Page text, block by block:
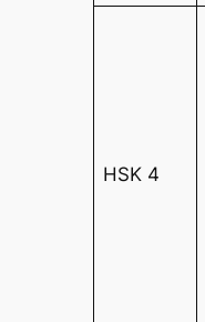
HSK 4